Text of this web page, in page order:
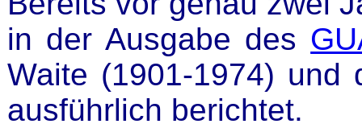
in der Ausgabe des
Waite (1901-1974) und
ausführlich berichtet.